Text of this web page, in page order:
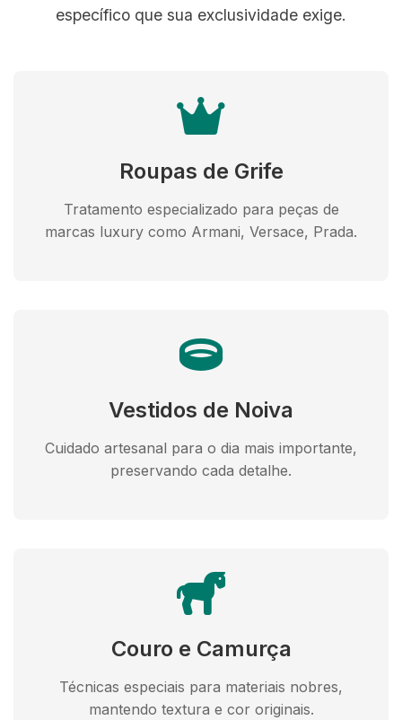
específico que sua exclusividade exige.
Roupas de Grife
Tratamento especializado para peças de
marcas luxury como Armani, Versace, Prada.
Vestidos de Noiva
Cuidado artesanal para o dia mais importante,
preservando cada detalhe.
Couro e Camurça
Técnicas especiais para materiais nobres,
mantendo textura e cor originais.